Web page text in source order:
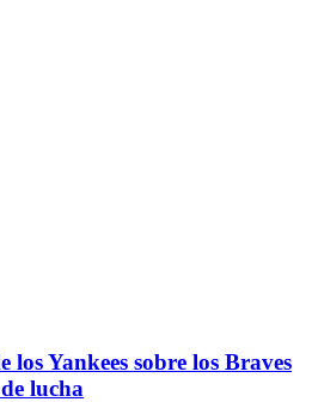
Yankees sobre los Braves
lucha